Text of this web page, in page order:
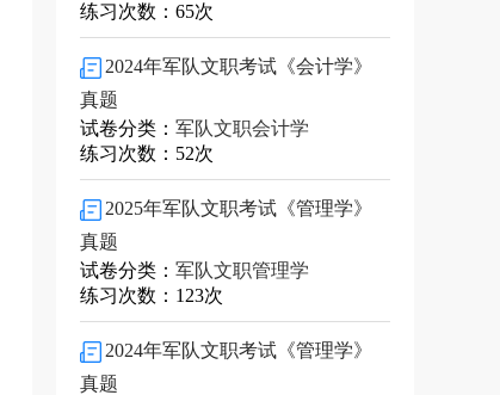
练习次数：65次
2024年军队文职考试《会计学》
真题
试卷分类： 军队文职会计学
练习次数：52次
2025年军队文职考试《管理学》
真题
试卷分类： 军队文职管理学
练习次数：123次
2024年军队文职考试《管理学》
真题